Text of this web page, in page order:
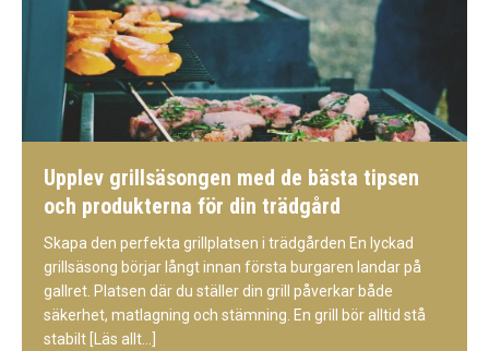
Upplev grillsäsongen med de bästa tipsen
och produkterna för din trädgård
Skapa den perfekta grillplatsen i trädgården En lyckad
grillsäsong börjar långt innan första burgaren landar på
gallret. Platsen där du ställer din grill påverkar både
säkerhet, matlagning och stämning. En grill bör alltid stå
stabilt
[Läs allt...]